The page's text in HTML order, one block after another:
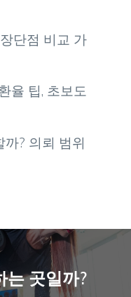
단점 비교 가
율 팁, 초보도
? 의뢰 범위
는 곳일까?